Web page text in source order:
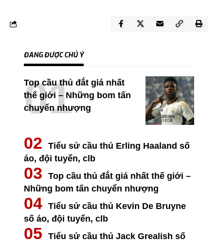
ĐANG ĐƯỢC CHÚ Ý
Top cầu thủ đắt giá nhất
thế giới – Những bom tấn
chuyển nhượng
Tiểu sử cầu thủ Erling Haaland số
áo, đội tuyển, clb
Top cầu thủ đắt giá nhất thế giới –
Những bom tấn chuyển nhượng
Tiểu sử cầu thủ Kevin De Bruyne
số áo, đội tuyển, clb
Tiểu sử cầu thủ Jack Grealish số